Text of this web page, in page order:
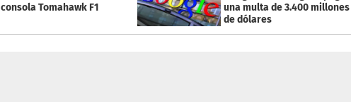
consola Tomahawk F1
una multa de 3.400 millones
de dólares